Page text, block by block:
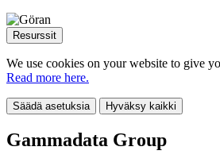
Resurssit
We use cookies on your website to give
Read more here.
Säädä asetuksia Hyväksy kaikki
Gammadata Group